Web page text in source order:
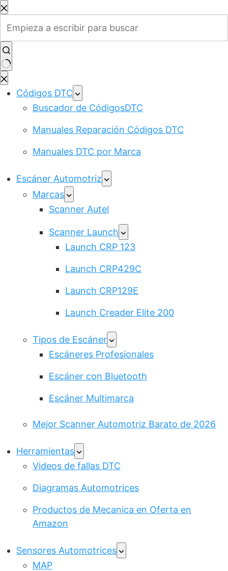
Saltar
al
contenido
Sin
resultados
Códigos DTC
Buscador de CódigosDTC
Manuales Reparación Códigos DTC
Manuales DTC por Marca
Escáner Automotriz
Marcas
Scanner Autel
Scanner Launch
Launch CRP 123
Launch CRP429C
Launch CRP129E
Launch Creader Elite 200
Tipos de Escáner
Escáneres Profesionales
Escáner con Bluetooth
Escáner Multimarca
Mejor Scanner Automotriz Barato de 2026
Herramientas
Videos de fallas DTC
Diagramas Automotrices
Productos de Mecanica en Oferta en
Amazon
Sensores Automotrices
MAP